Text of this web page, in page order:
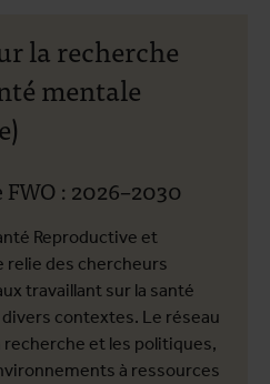
la recherche
mentale
: 2026–2030
Reproductive et
relie des chercheurs
travaillant sur la santé
contextes. Le réseau
et les politiques,
à ressources